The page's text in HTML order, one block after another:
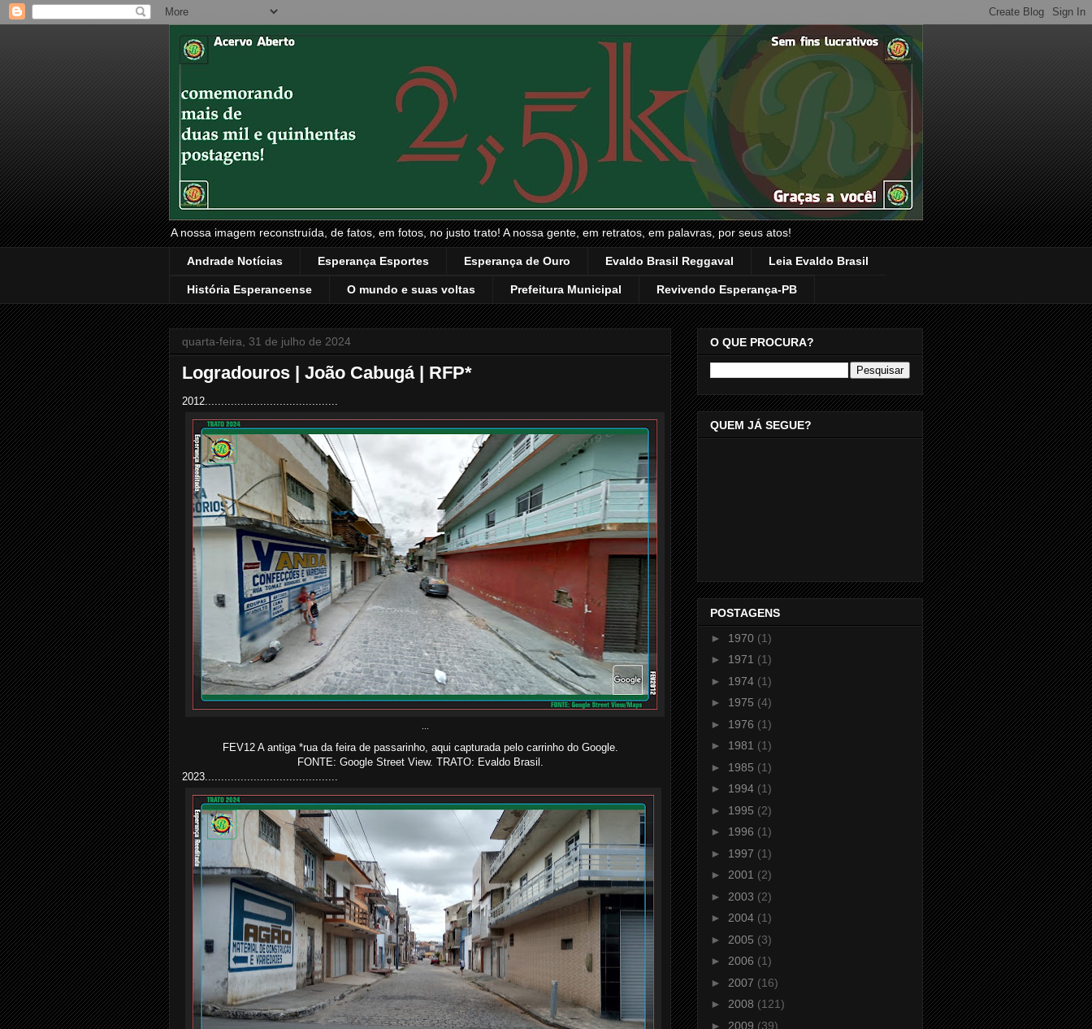
A nossa imagem reconstruída, de fatos, em fotos, no justo trato! A nossa gente, em retratos, em palavras, por seus atos!
Andrade Notícias Esperança Esportes Esperança de Ouro Evaldo Brasil Reggaval Leia Evaldo Brasil
História Esperancense O mundo e suas voltas Prefeitura Municipal Revivendo Esperança-PB
quarta-feira, 31 de julho de 2024
Logradouros | João Cabugá | RFP*
2012.........................................
FEV12 A antiga *rua da feira de passarinho, aqui capturada pelo carrinho do Google.
FONTE: Google Street View. TRATO: Evaldo Brasil.
2023.........................................
O QUE PROCURA?
QUEM JÁ SEGUE?
POSTAGENS
► 1970 (1)
► 1971 (1)
► 1974 (1)
► 1975 (4)
► 1976 (1)
► 1981 (1)
► 1985 (1)
► 1994 (1)
► 1995 (2)
► 1996 (1)
► 1997 (1)
► 2001 (2)
► 2003 (2)
► 2004 (1)
► 2005 (3)
► 2006 (1)
► 2007 (16)
► 2008 (121)
► 2009 (39)